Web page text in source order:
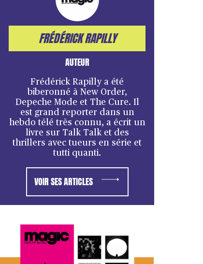
FRÉDÉRICK RAPILLY
AUTEUR
Frédérick Rapilly a été
biberonné à New Order,
Depeche Mode et The Cure. Il
est grand reporter dans un
hebdo télé très connu, a écrit un
livre sur Talk Talk et des
thrillers avec tueurs en série et
tutti quanti.
VOIR SES ARTICLES